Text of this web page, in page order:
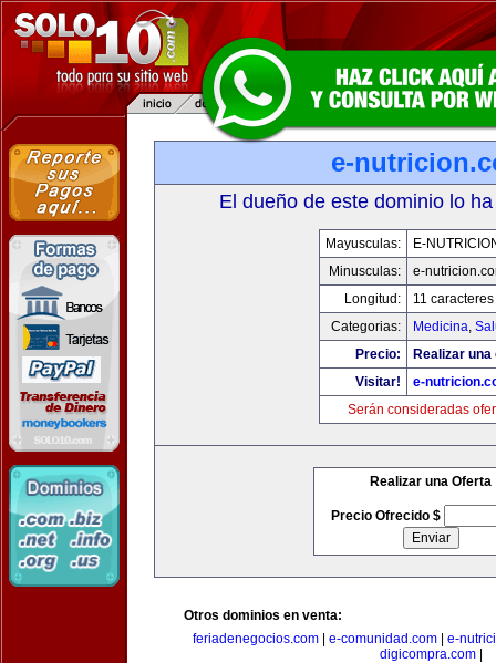
e-
El dueño de este dominio lo
Mayusculas:
E-
Minusculas:
e-
Longitud:
11 caracteres
Categorias:
Medicina,
Precio:
Realizar
Visitar!
e-
Serán consideradas
Realizar una Oferta
Precio Ofrecido $
Otros dominios en venta:
feriadenegocios.com| e-comunidad.com| e-
digicompra.com|